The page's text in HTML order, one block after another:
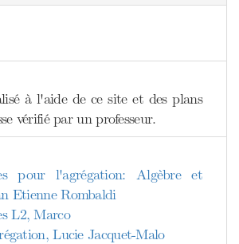
à l'aide de ce site et des plans
vérifié par un professeur.
pour l'agrégation: Algèbre et
Etienne Rombaldi
L2, Marco
Lucie Jacquet-Malo